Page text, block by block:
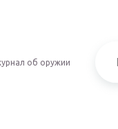
об оружии